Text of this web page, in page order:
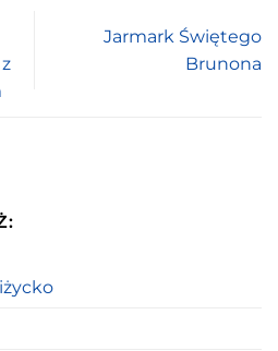
Jarmark Świętego
Brunona